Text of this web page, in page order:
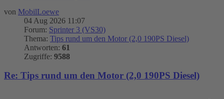
von MobilLoewe
04 Aug 2026 11:07
Forum: Sprinter 3 (VS30)
Thema: Tips rund um den Motor (2,0 190PS Diesel)
Antworten: 61
Zugriffe: 9588
Re: Tips rund um den Motor (2,0 190PS Diesel)